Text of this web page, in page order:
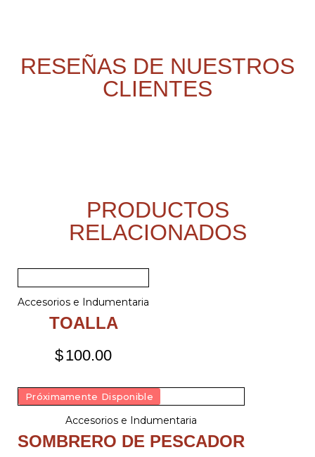
RESEÑAS DE NUESTROS
CLIENTES
PRODUCTOS
RELACIONADOS
Accesorios e Indumentaria
TOALLA
$100.00
Próximamente Disponible
Accesorios e Indumentaria
SOMBRERO DE PESCADOR